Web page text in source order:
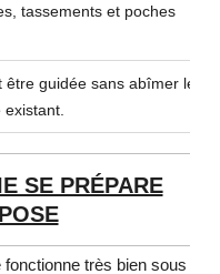
tassements et poches
être guidée sans abîmer le
SE PRÉPARE
très bien sous